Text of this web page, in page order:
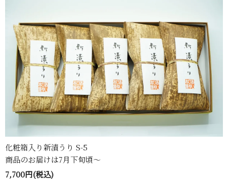
化粧箱入り新漬うり S-5
商品のお届けは7月下旬頃〜
7,700円(税込)